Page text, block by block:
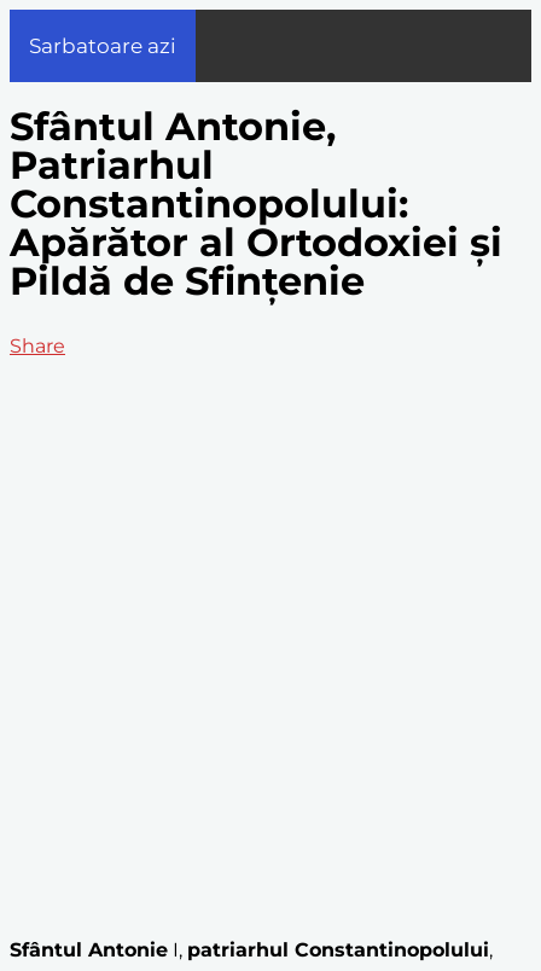
Sarbatoare azi
Sfântul Antonie,
Patriarhul
Constantinopolului:
Apărător al Ortodoxiei și
Pildă de Sfințenie
Share
Sfântul Antonie I, patriarhul Constantinopolului,